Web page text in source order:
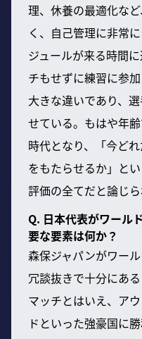
理、休養の最適化な
く、自己管理に非常
ジュールが来る時間
チもせずに練習に参
大きな違いであり、
せている。もはや年
時代となり、「今ど
をもたらせるか」と
評価の全てだと論じら
Q. 日本代表がワール
要な要素は何か？
森保ジャパンがワー
冗談抜きで十分にあ
マッチとはいえ、ア
ドといった強豪国に